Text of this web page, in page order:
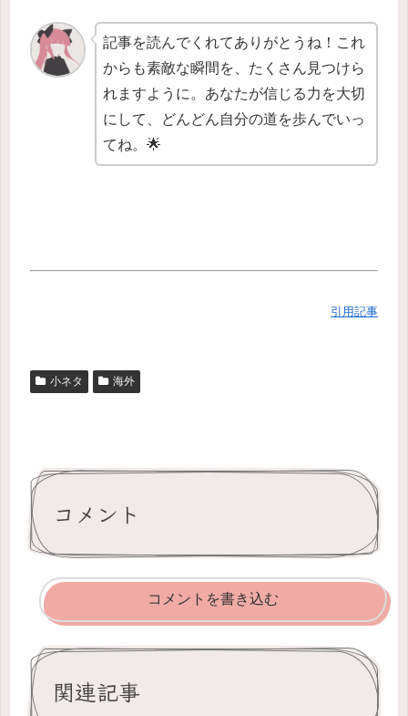
記事を読んでくれてありがとうね！これ
からも素敵な瞬間を、たくさん見つけら
れますように。あなたが信じる力を大切
にして、どんどん自分の道を歩んでいっ
てね。🌟
引用記事
小ネタ 海外
コメント
コメントを書き込む
関連記事